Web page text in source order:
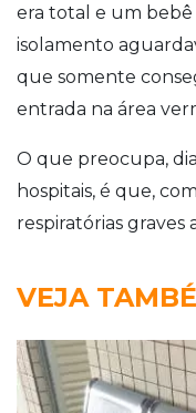
era total e um bebê
isolamento
que somente
entrada na área
O que preocupa,
hospitais, é que,
respiratórias graves
VEJA